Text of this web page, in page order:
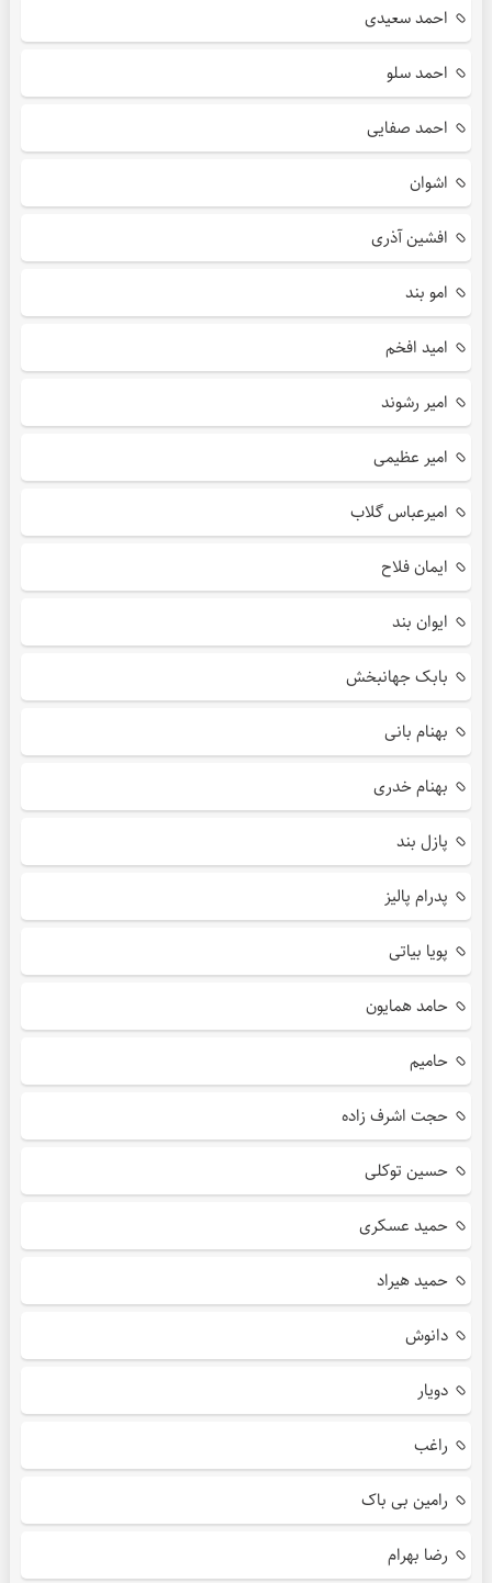
احمد سعیدی
احمد سلو
احمد صفایی
اشوان
افشین آذری
امو بند
امید افخم
امیر رشوند
امیر عظیمی
امیرعباس گلاب
ایمان فلاح
ایوان بند
بابک جهانبخش
بهنام بانی
بهنام خدری
پازل بند
پدرام پالیز
پویا بیاتی
حامد همایون
حامیم
حجت اشرف زاده
حسین توکلی
حمید عسکری
حمید هیراد
دانوش
دویار
راغب
رامین بی باک
رضا بهرام